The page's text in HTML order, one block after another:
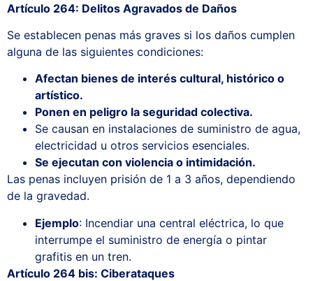
Artículo 264: Delitos Agravados de Daños
Se establecen penas más graves si los daños cumplen
alguna de las siguientes condiciones:
Afectan bienes de interés cultural, histórico o
artístico.
Ponen en peligro la seguridad colectiva.
Se causan en instalaciones de suministro de agua,
electricidad u otros servicios esenciales.
Se ejecutan con violencia o intimidación.
Las penas incluyen prisión de 1 a 3 años, dependiendo
de la gravedad.
Ejemplo: Incendiar una central eléctrica, lo que
interrumpe el suministro de energía o pintar
grafitis en un tren.
Artículo 264 bis: Ciberataques